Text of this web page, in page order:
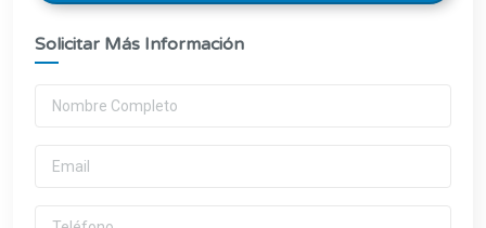
Solicitar Más Información